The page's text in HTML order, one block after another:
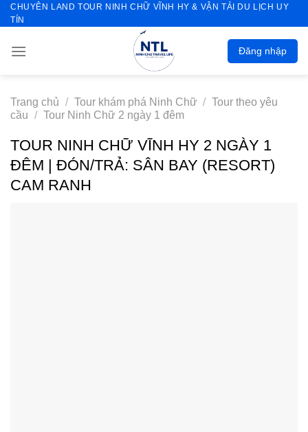
Skip
to
CHUYÊN LAND TOUR NINH CHỮ VĨNH HY & VẬN TẢI DU LỊCH UY
TÍN
Đăng nhập
Trang chủ / Tour khám phá Ninh Chữ / Tour theo yêu
cầu / Tour Ninh Chữ 2 ngày 1 đêm
TOUR NINH CHỮ VĨNH HY 2 NGÀY 1
ĐÊM | ĐÓN/TRẢ: SÂN BAY (RESORT)
CAM RANH